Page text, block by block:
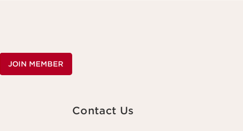
JOIN MEMBER
Contact Us